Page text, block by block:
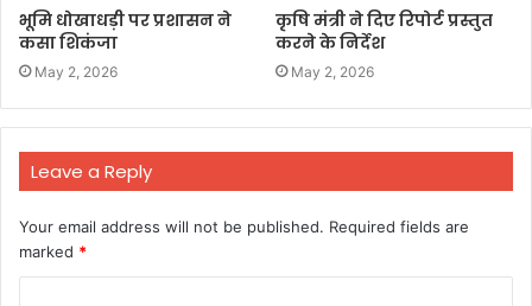
भूमि धोखाधड़ी पर प्रशासन ने
कसा शिकंजा
May 2, 2026
कृषि मंत्री ने दिए रिपोर्ट प्रस्तुत
करने के निर्देश
May 2, 2026
Leave a Reply
Your email address will not be published. Required fields are
marked *